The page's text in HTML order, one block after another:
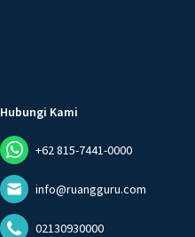
Hubungi Kami
+62 815-7441-0000
info@ruangguru.com
02130930000